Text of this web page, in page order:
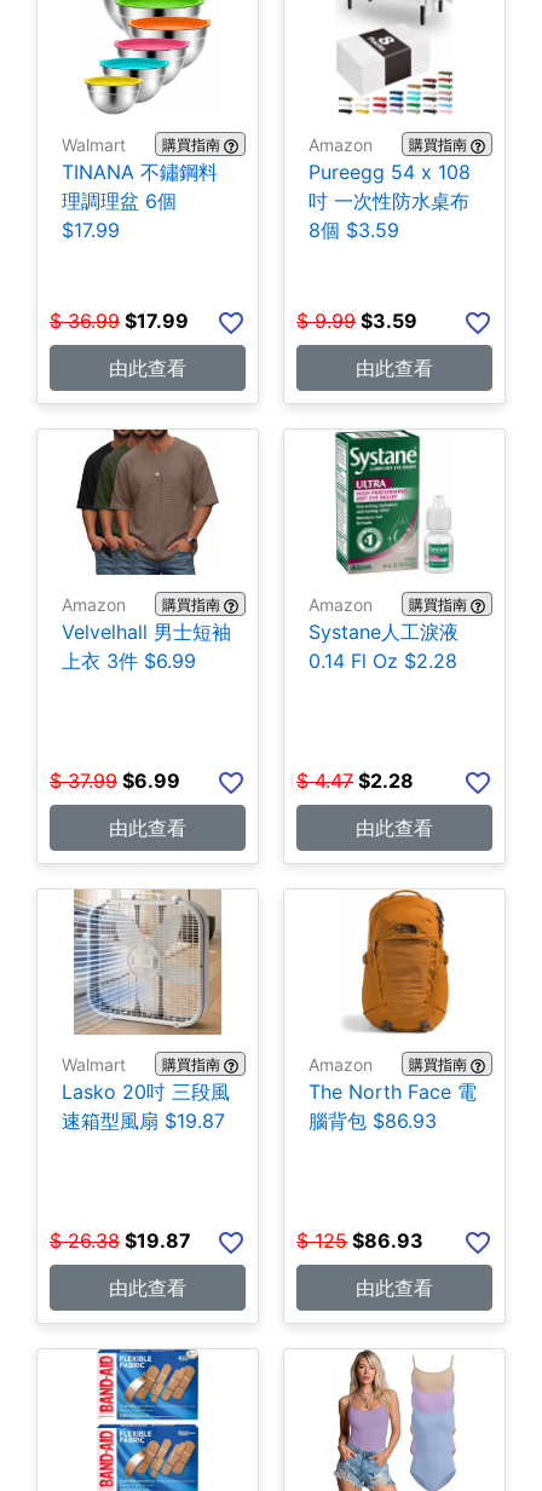
Walmart 購買指南
TINANA 不鏽鋼料
理調理盆 6個
$17.99
$ 36.99 $17.99
由此查看
Amazon 購買指南
Pureegg 54 x 108
吋 一次性防水桌布
8個 $3.59
$ 9.99 $3.59
由此查看
Amazon 購買指南
Velvelhall 男士短袖
上衣 3件 $6.99
$ 37.99 $6.99
由此查看
Amazon 購買指南
Systane人工淚液
0.14 Fl Oz $2.28
$ 4.47 $2.28
由此查看
Walmart 購買指南
Lasko 20吋 三段風
速箱型風扇 $19.87
$ 26.38 $19.87
由此查看
Amazon 購買指南
The North Face 電
腦背包 $86.93
$ 125 $86.93
由此查看